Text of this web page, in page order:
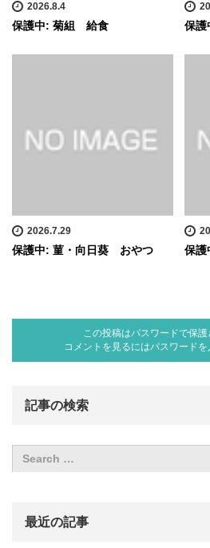
2026.8.4
保護中: 菊組 給食 保
2026.7.29
保護中: 菫・向日葵 おやつ 保
この投稿はパスワードで保護
コメントを見るにはパスワードを
記事の検索
最近の記事